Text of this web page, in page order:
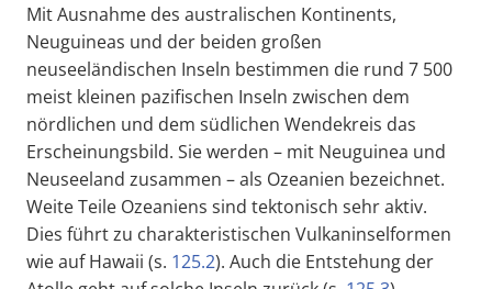
Mit Ausnahme des australischen Kontinents,
Neuguineas und der beiden großen
neuseeländischen Inseln bestimmen die rund 7 500
meist kleinen pazifischen Inseln zwischen dem
nördlichen und dem südlichen Wendekreis das
Erscheinungsbild. Sie werden – mit Neuguinea und
Neuseeland zusammen – als Ozeanien bezeichnet.
Weite Teile Ozeaniens sind tektonisch sehr aktiv.
Dies führt zu charakteristischen Vulkaninselformen
wie auf Hawaii (s. 125.2). Auch die Entstehung der